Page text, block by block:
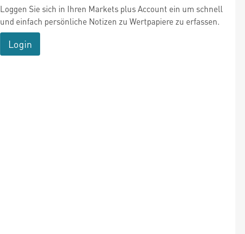
Loggen Sie sich in Ihren Markets plus Account ein um schnell
und einfach persönliche Notizen zu Wertpapiere zu erfassen.
Login